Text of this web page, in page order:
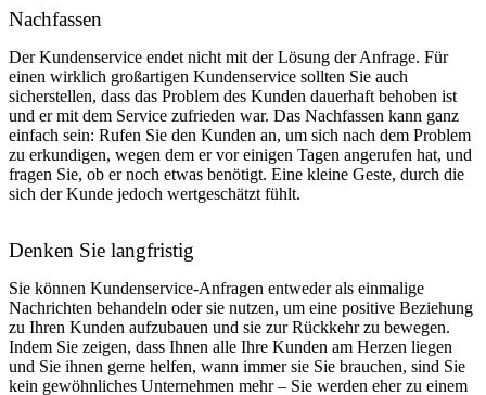
Nachfassen
Der Kundenservice endet nicht mit der Lösung der Anfrage. Für
einen wirklich großartigen Kundenservice sollten Sie auch
sicherstellen, dass das Problem des Kunden dauerhaft behoben ist
und er mit dem Service zufrieden war. Das Nachfassen kann ganz
einfach sein: Rufen Sie den Kunden an, um sich nach dem Problem
zu erkundigen, wegen dem er vor einigen Tagen angerufen hat, und
fragen Sie, ob er noch etwas benötigt. Eine kleine Geste, durch die
sich der Kunde jedoch wertgeschätzt fühlt.
Denken Sie langfristig
Sie können Kundenservice-Anfragen entweder als einmalige
Nachrichten behandeln oder sie nutzen, um eine positive Beziehung
zu Ihren Kunden aufzubauen und sie zur Rückkehr zu bewegen.
Indem Sie zeigen, dass Ihnen alle Ihre Kunden am Herzen liegen
und Sie ihnen gerne helfen, wann immer sie Sie brauchen, sind Sie
kein gewöhnliches Unternehmen mehr – Sie werden eher zu einem